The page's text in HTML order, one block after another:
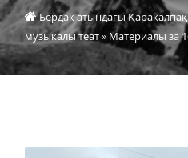
Бердақ атындағы
музыкалы теат» Материалы за